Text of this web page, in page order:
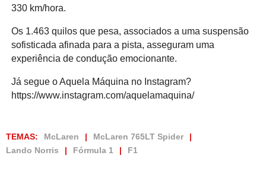
330 km/hora.
Os 1.463 quilos que pesa, associados a uma suspensão
sofisticada afinada para a pista, asseguram uma
experiência de condução emocionante.
Já segue o Aquela Máquina no Instagram?
https://www.instagram.com/aquelamaquina/
TEMAS: McLaren
McLaren 765LT Spider
Lando Norris
Fórmula 1 F1